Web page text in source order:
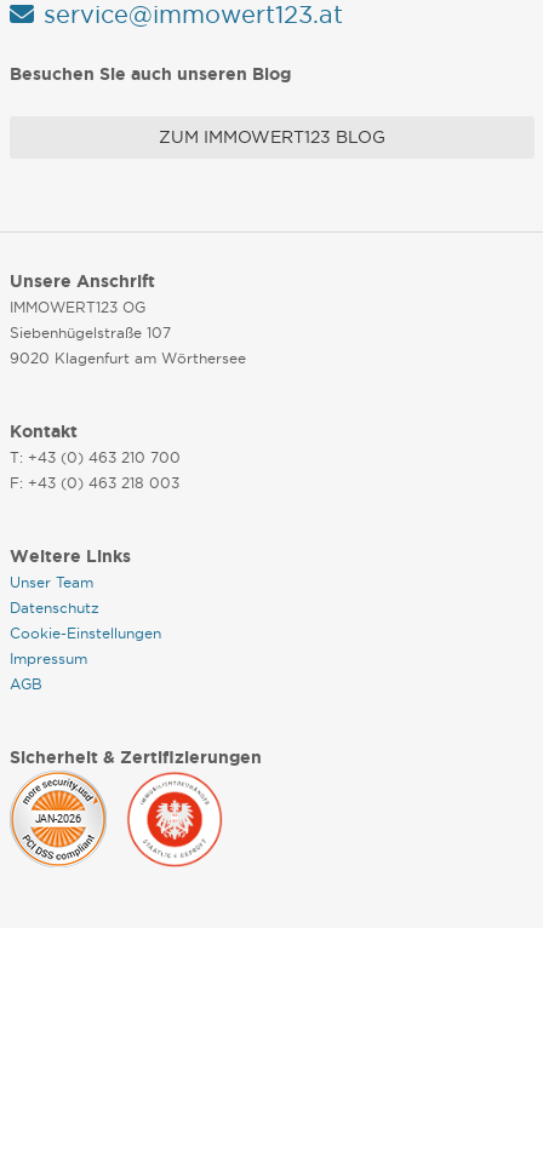
service@immowert123.at
Besuchen Sie auch unseren Blog
ZUM IMMOWERT123 BLOG
Unsere Anschrift
IMMOWERT123 OG
Siebenhügelstraße 107
9020 Klagenfurt am Wörthersee
Kontakt
T: +43 (0) 463 210 700
F: +43 (0) 463 218 003
Weitere Links
Unser Team
Datenschutz
Cookie-Einstellungen
Impressum
AGB
Sicherheit & Zertifizierungen